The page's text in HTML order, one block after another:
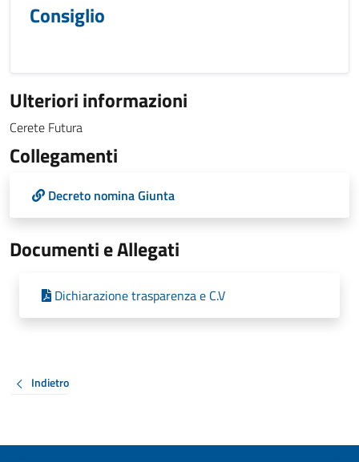
Consiglio
Ulteriori informazioni
Cerete Futura
Collegamenti
Decreto nomina Giunta
Documenti e Allegati
Dichiarazione trasparenza e C.V
Indietro